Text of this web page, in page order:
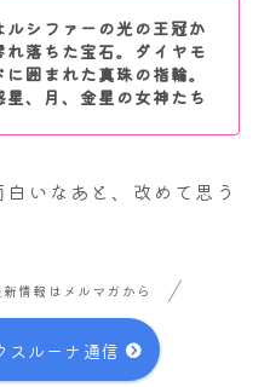
ルシファーの光の王冠か
れ落ちた宝石。ダイヤモ
に囲まれた真珠の指輪。
星、月、金星の女神たち
いなあと、改めて思う
情報はメルマガから
スルーナ通信